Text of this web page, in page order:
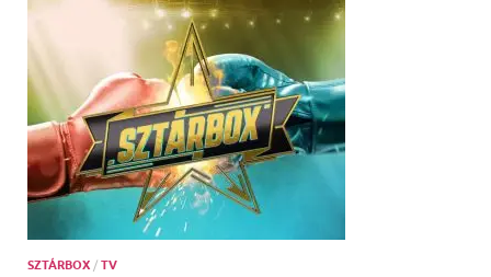
SZTÁRBOX / TV